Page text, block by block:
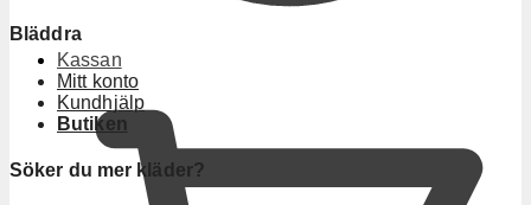
Kassan
Bläddra
Mitt konto
Kundhjälp
Butiken
Söker du mer kläder?